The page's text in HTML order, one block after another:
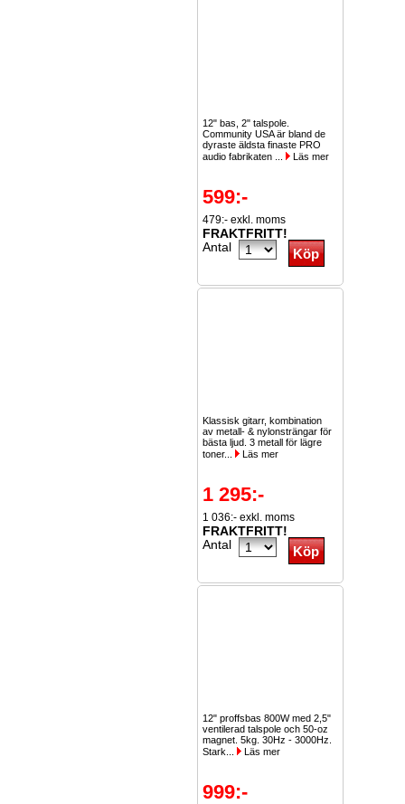
12" bas, 2" talspole.
Community USA är bland de
dyraste äldsta finaste PRO
audio fabrikaten ...
Läs mer
599:-
479:- exkl. moms
FRAKTFRITT!
Antal
Klassisk gitarr, kombination
av metall- & nylonsträngar för
bästa ljud. 3 metall för lägre
toner...
Läs mer
1 295:-
1 036:- exkl. moms
FRAKTFRITT!
Antal
12" proffsbas 800W med 2,5"
ventilerad talspole och 50-oz
magnet. 5kg. 30Hz - 3000Hz.
Stark...
Läs mer
999:-